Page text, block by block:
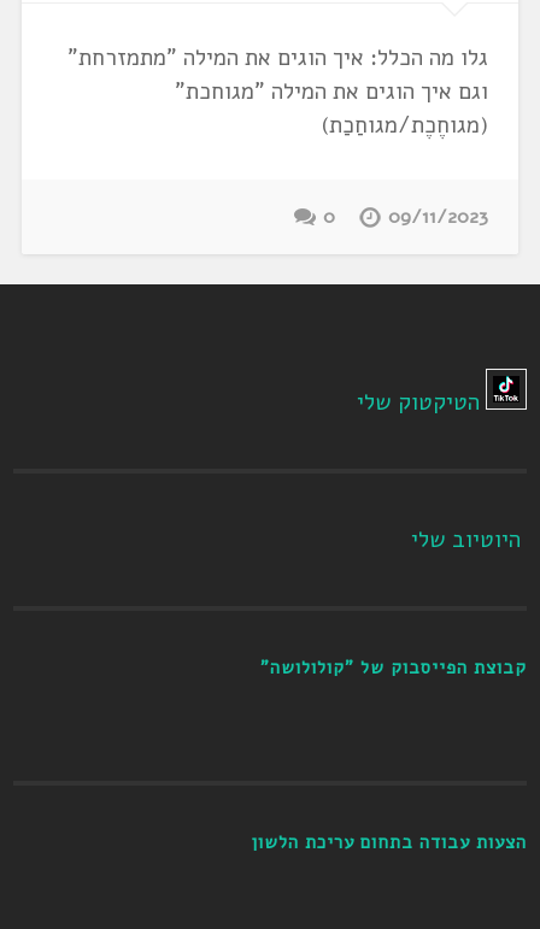
גלו מה הכלל: איך הוגים את המילה "מתמזרחת"
וגם איך הוגים את המילה "מגוחכת"
(מגוחֶכֶת/מגוחַכַת)
09/11/2023
0
הטיקטוק שלי
היוטיוב שלי
קבוצת הפייסבוק של "קולולושה"
הצעות עבודה בתחום עריכת הלשון